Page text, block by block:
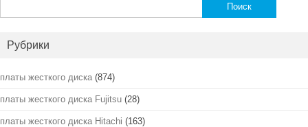
Рубрики
платы жесткого диска (874)
платы жесткого диска Fujitsu (28)
платы жесткого диска Hitachi (163)